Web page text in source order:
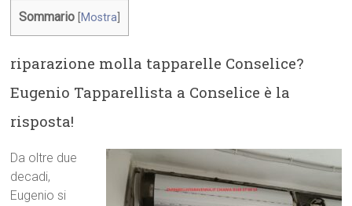
Sommario Mostra
riparazione molla tapparelle Conselice?
Eugenio Tapparellista a Conselice è la
risposta!
Da oltre due
decadi,
Eugenio si